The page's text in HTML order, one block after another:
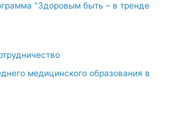
"Здоровым быть – в тренде
медицинского образования в